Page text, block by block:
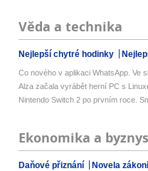
Věda a technika
Nejlepší chytré hodinky
Co nového v aplikaci WhatsApp. Ve
Alza začala vyrábět herní PC s
Nintendo Switch 2 po prvním roce.
Ekonomika a byznys
Daňové přiznání Novela